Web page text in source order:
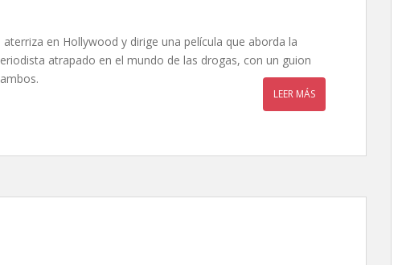
en Hollywood y dirige una película que aborda la
atrapado en el mundo de las drogas, con un guion
LEER MÁS